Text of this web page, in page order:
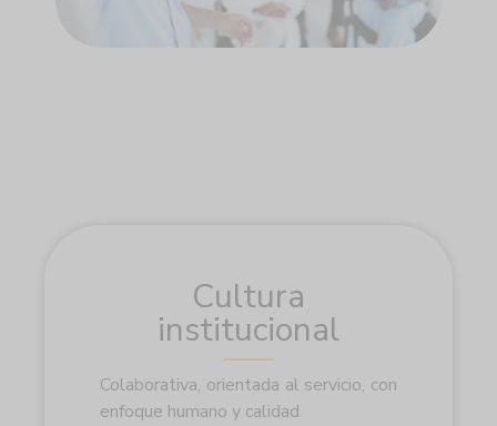
Cultura
institucional
Colaborativa, orientada al servicio, con
enfoque humano y calidad